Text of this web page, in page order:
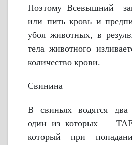
Поэтому Всевышний
или пить кровь и
убоя животных, в
тела животного
количество крови.
Свинина
В свиньях водятся два
один из которых —
который при